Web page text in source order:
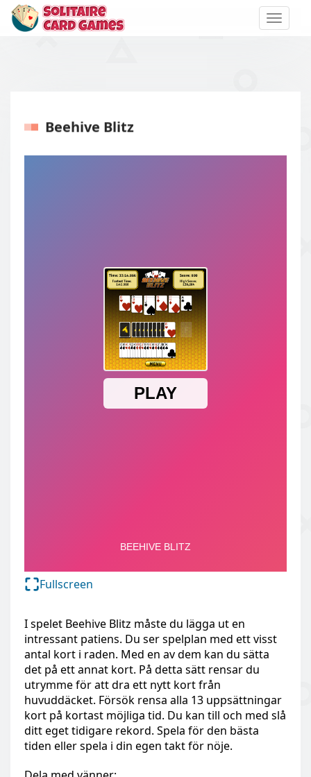
Toggle
Beehive Blitz
Fullscreen
I spelet Beehive Blitz måste du lägga ut en
intressant patiens. Du ser spelplan med ett visst
antal kort i raden. Med en av dem kan du sätta
det på ett annat kort. På detta sätt rensar du
utrymme för att dra ett nytt kort från
huvuddäcket. Försök rensa alla 13 uppsättningar
kort på kortast möjliga tid. Du kan till och med slå
ditt eget tidigare rekord. Spela för den bästa
tiden eller spela i din egen takt för nöje.